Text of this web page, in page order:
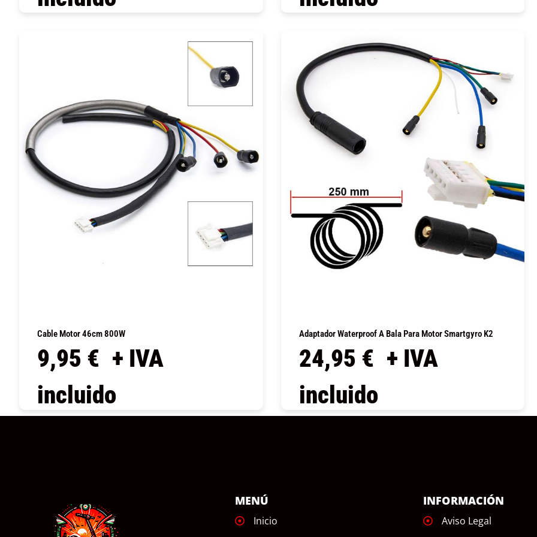
Cable Motor 46cm 800W
9,95 € + IVA
incluido
Adaptador Waterproof A Bala Para Motor Smartgyro K2
24,95 € + IVA
incluido
MENÚ
Inicio
INFORMACIÓN
Aviso Legal